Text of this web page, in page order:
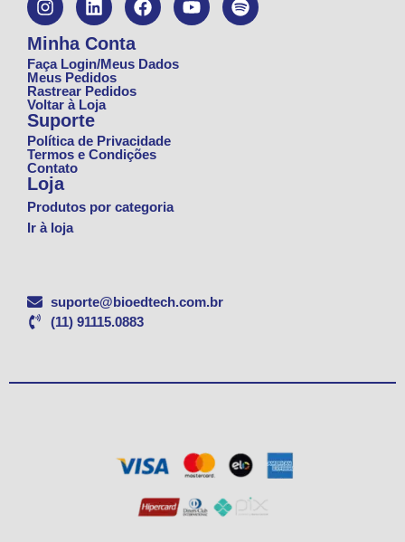
Minha Conta
Faça Login/Meus Dados
Meus Pedidos
Rastrear Pedidos
Voltar à Loja
Suporte
Política de Privacidade
Termos e Condições
Contato
Loja
Produtos por categoria
Ir à loja
suporte@bioedtech.com.br
(11) 91115.0883